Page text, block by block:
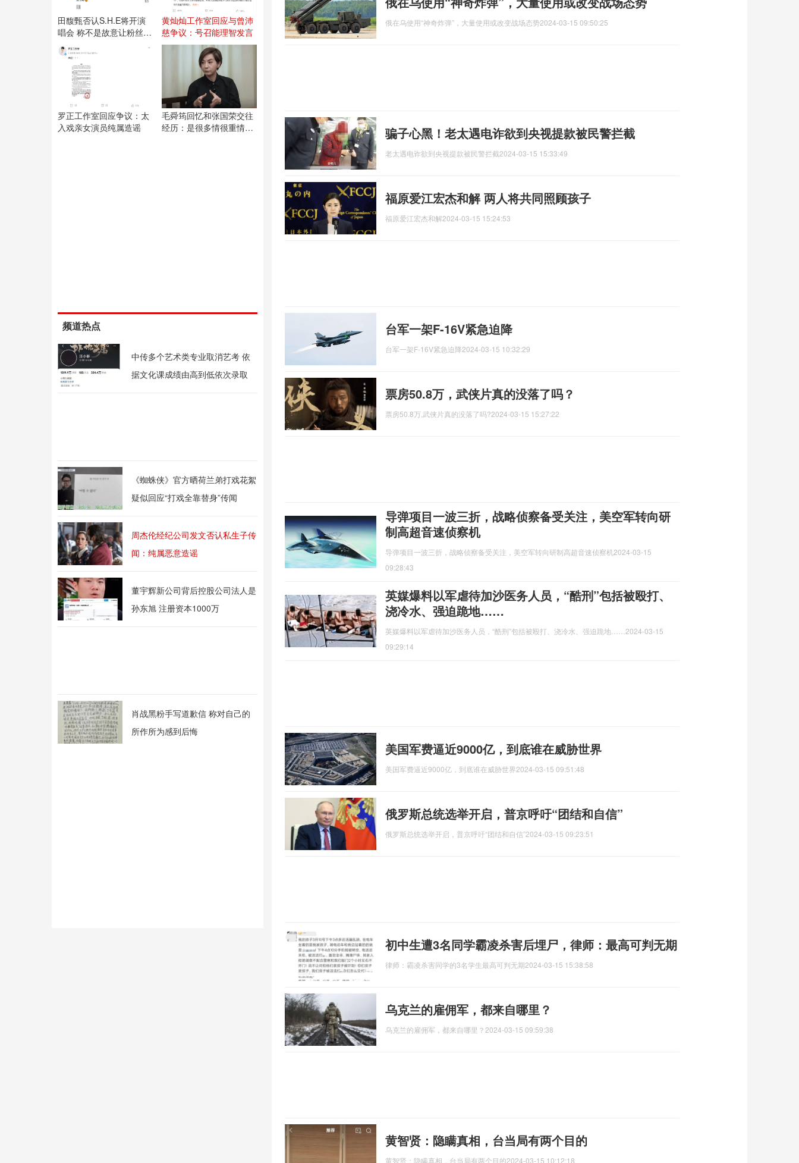
田馥甄否认S.H.E将开演
唱会 称不是故意让粉丝失
望
黄灿灿工作室回应与曾沛
慈争议：号召能理智发言
罗正工作室回应争议：太
入戏亲女演员纯属造谣
毛舜筠回忆和张国荣交往
经历：是很多情很重情的
频道热点
中传多个艺术类专业取消艺考 依
据文化课成绩由高到低依次录取
《蜘蛛侠》官方晒荷兰弟打戏花絮
疑似回应“打戏全靠替身”传闻
周杰伦经纪公司发文否认私生子传
闻：纯属恶意造谣
董宇辉新公司背后控股公司法人是
孙东旭 注册资本1000万
肖战黑粉手写道歉信 称对自己的
所作所为感到后悔
俄在乌使用“神奇炸弹”，大量使用或改变战场态势2024-03-15 09:50:25
骗子心黑！老太遇电诈欲到央视提款被民警拦截
老太遇电诈欲到央视提款被民警拦截2024-03-15 15:33:49
福原爱江宏杰和解 两人将共同照顾孩子
福原爱江宏杰和解2024-03-15 15:24:53
台军一架F-16V紧急迫降
台军一架F-16V紧急迫降2024-03-15 10:32:29
票房50.8万，武侠片真的没落了吗？
票房50.8万,武侠片真的没落了吗?2024-03-15 15:27:22
导弹项目一波三折，战略侦察备受关注，美空军转向研
制高超音速侦察机
导弹项目一波三折，战略侦察备受关注，美空军转向研制高超音速侦察机 2024-03-15
09:28:43
英媒爆料以军虐待加沙医务人员，“酷刑”包括被殴打、
浇冷水、强迫跪地……
英媒爆料以军虐待加沙医务人员，“酷刑”包括被殴打、浇冷水、强迫跪地…… 2024-03-15
09:29:14
美国军费逼近9000亿，到底谁在威胁世界
美国军费逼近9000亿，到底谁在威胁世界2024-03-15 09:51:48
俄罗斯总统选举开启，普京呼吁“团结和自信”
俄罗斯总统选举开启，普京呼吁“团结和自信”2024-03-15 09:23:51
初中生遭3名同学霸凌杀害后埋尸，律师：最高可判无期
律师：霸凌杀害同学的3名学生最高可判无期2024-03-15 15:38:58
乌克兰的雇佣军，都来自哪里？
乌克兰的雇佣军，都来自哪里？ 2024-03-15 09:59:38
黄智贤：隐瞒真相，台当局有两个目的
黄智贤：隐瞒真相，台当局有两个目的2024-03-15 10:12:18